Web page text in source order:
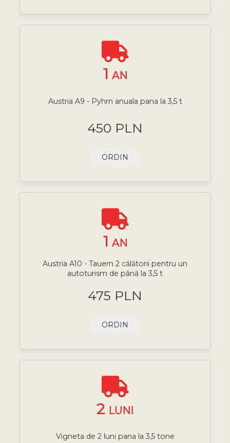
1 AN
Austria A9 - Pyhrn anuala pana la 3,5 t
450 PLN
ORDIN
1 AN
Austria A10 - Tauern 2 călătorii pentru un
autoturism de până la 3,5 t
475 PLN
ORDIN
2 LUNI
Vigneta de 2 luni pana la 3,5 tone